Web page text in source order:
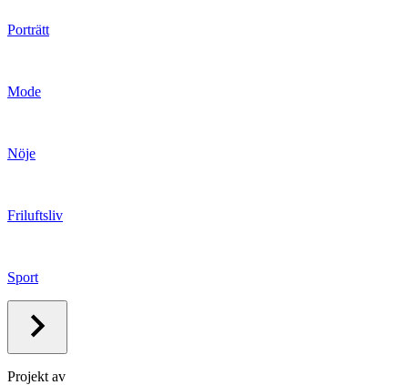
Porträtt
Mode
Nöje
Friluftsliv
Sport
Projekt av